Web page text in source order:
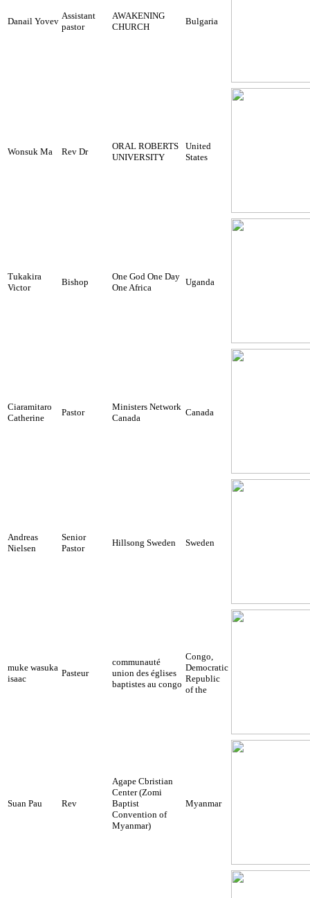
Danail Yovev
Assistant
pastor
AWAKENING
CHURCH
Bulgaria
Wonsuk Ma Rev Dr
ORAL ROBERTS
UNIVERSITY
United
States
Tukakira
Victor
Bishop
One God One Day
One Africa
Uganda
Ciaramitaro
Catherine
Pastor
Ministers Network
Canada
Canada
Andreas
Nielsen
Senior
Pastor
Hillsong Sweden Sweden
muke wasuka
isaac
Pasteur
communauté
union des églises
baptistes au congo
Congo,
Democratic
Republic
of the
Suan Pau Rev
Agape Cbristian
Center (Zomi
Baptist
Convention of
Myanmar)
Myanmar